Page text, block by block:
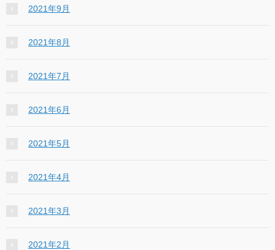
2021年9月
2021年8月
2021年7月
2021年6月
2021年5月
2021年4月
2021年3月
2021年2月